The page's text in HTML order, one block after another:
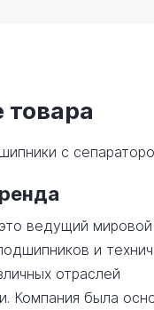
товара
с
ведущий мировой
и
отраслей
Компания была